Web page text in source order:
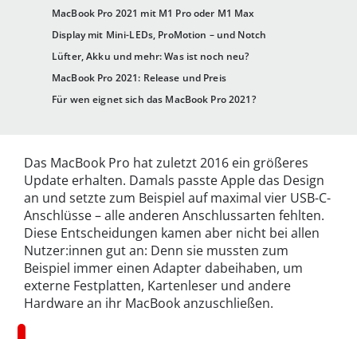
MacBook Pro 2021 mit M1 Pro oder M1 Max
Display mit Mini-LEDs, ProMotion – und Notch
Lüfter, Akku und mehr: Was ist noch neu?
MacBook Pro 2021: Release und Preis
Für wen eignet sich das MacBook Pro 2021?
Das MacBook Pro hat zuletzt 2016 ein größeres
Update erhalten. Damals passte Apple das Design
an und setzte zum Beispiel auf maximal vier USB-C-
Anschlüsse – alle anderen Anschlussarten fehlten.
Diese Entscheidungen kamen aber nicht bei allen
Nutzer:innen gut an: Denn sie mussten zum
Beispiel immer einen Adapter dabeihaben, um
externe Festplatten, Kartenleser und andere
Hardware an ihr MacBook anzuschließen.